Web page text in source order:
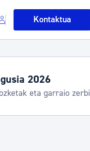
Kontaktua
2026
eta garraio